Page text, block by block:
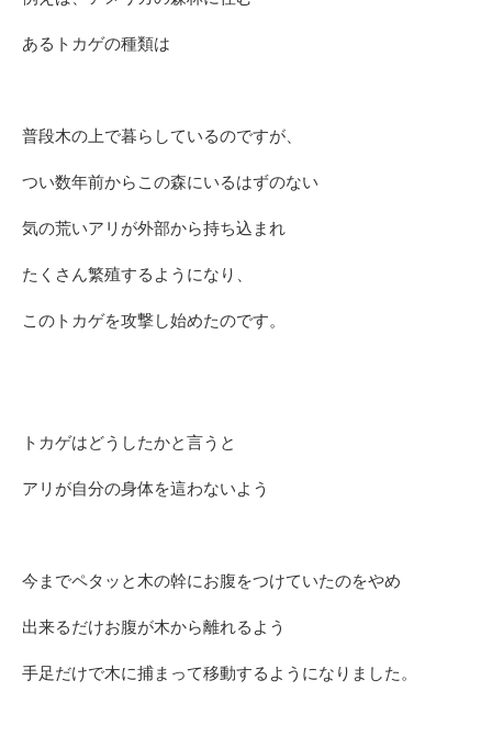
あるトカゲの種類は
普段木の上で暮らしているのですが、
つい数年前からこの森にいるはずのない
気の荒いアリが外部から持ち込まれ
たくさん繁殖するようになり、
このトカゲを攻撃し始めたのです。
トカゲはどうしたかと言うと
アリが自分の身体を這わないよう
今までペタッと木の幹にお腹をつけていたのをやめ
出来るだけお腹が木から離れるよう
手足だけで木に捕まって移動するようになりました。